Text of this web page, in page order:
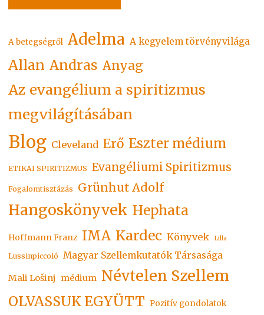
A betegségről Adelma A kegyelem törvényvilága
Allan Andras Anyag
Az evangélium a spiritizmus
megvilágításában
Blog Cleveland Erő Eszter médium
ETIKAI SPIRITIZMUS Evangéliumi Spiritizmus
Fogalomtisztázás Grünhut Adolf
Hangoskönyvek Hephata
Hoffmann Franz IMA Kardec Könyvek Lilla
Lussinpiccoló Magyar Szellemkutatók Társasága
Mali Lošinj médium Névtelen Szellem
OLVASSUK EGYÜTT Pozitív gondolatok